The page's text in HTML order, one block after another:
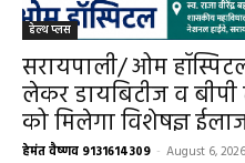
हेल्थ प्लस
सरायपाली/ ओम
लेकर डायबिटीज व
को मिलेगा विशेषज्ञ
हेमंत वैष्णव 9131614309 - August 6, 2026